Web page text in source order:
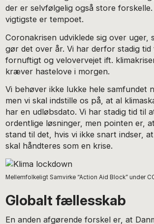
der er selvfølgelig også store forskelle.
vigtigste er tempoet.
Coronakrisen udviklede sig over uger,
gør det over år. Vi har derfor stadig tid
fornuftigt og velovervejet ift.
kræver hastelove i morgen.
Vi behøver ikke lukke hele samfundet
men vi skal indstille os på, at al
har en udløbsdato. Vi har stadig tid til
ordentlige løsninger, men pointen er,
stand til det, hvis vi ikke snart indser,
skal håndteres som en krise.
Mellemfolkeligt Samvirke “Action Aid Block” under
Globalt fællesskab
En anden afgørende forskel er, at